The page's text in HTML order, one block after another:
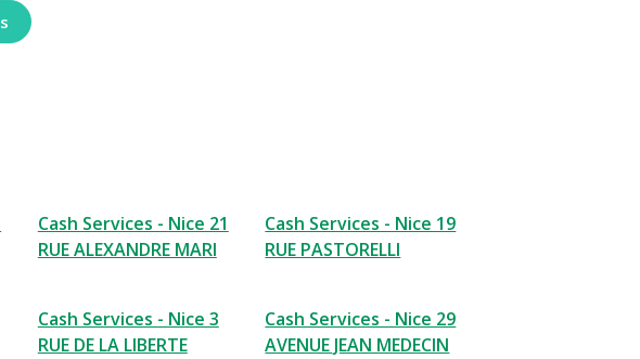
Cash Services - Nice 21
RUE ALEXANDRE MARI
Cash Services - Nice 19
RUE PASTORELLI
Cash Services - Nice 3
RUE DE LA LIBERTE
Cash Services - Nice 29
AVENUE JEAN MEDECIN